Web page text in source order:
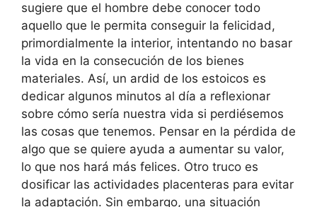
sugiere que el hombre debe conocer todo
aquello que le permita conseguir la felicidad,
primordialmente la interior, intentando no basar
la vida en la consecución de los bienes
materiales. Así, un ardid de los estoicos es
dedicar algunos minutos al día a reflexionar
sobre cómo sería nuestra vida si perdiésemos
las cosas que tenemos. Pensar en la pérdida de
algo que se quiere ayuda a aumentar su valor,
lo que nos hará más felices. Otro truco es
dosificar las actividades placenteras para evitar
la adaptación. Sin embargo, una situación